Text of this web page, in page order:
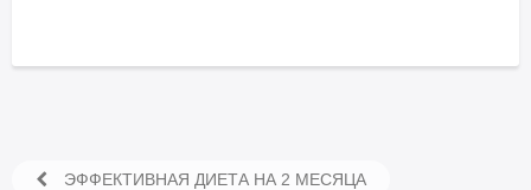
ЭФФЕКТИВНАЯ ДИЕТА НА 2 МЕСЯЦА